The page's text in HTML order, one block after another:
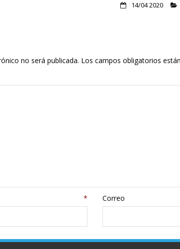
14/04 2020
no será publicada. Los campos obligatorios
* Correo